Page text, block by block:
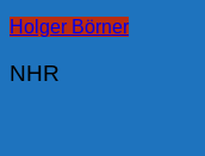
Holger Börner
NHR